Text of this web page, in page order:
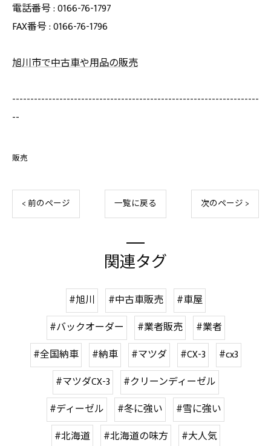
電話番号 : 0166-76-1797
FAX番号 : 0166-76-1796
旭川市で中古車や用品の販売
--------------------------------------------------------------------
--
販売
< 前のページ 一覧に戻る 次のページ >
関連タグ
#旭川 #中古車販売
#車屋
#バックオーダー
#業者販売
#業者
#全国納車
#納車 #マツダ #CX-3
#cx3
#マツダCX-3
#クリーンディーゼル
#ディーゼル
#冬に強い
#雪に強い
#北海道
#北海道の味方
#大人気